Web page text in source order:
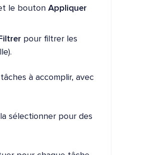
le bouton Appliquer
Filtrer pour filtrer les
à accomplir, avec
sélectionner pour des